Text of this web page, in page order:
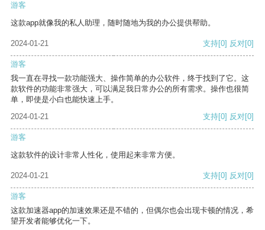
游客
这款app就像我的私人助理，随时随地为我的办公提供帮助。
2024-01-21 支持[0] 反对[0]
游客
我一直在寻找一款功能强大、操作简单的办公软件，终于找到了它。这
款软件的功能非常强大，可以满足我日常办公的所有需求。操作也很简
单，即使是小白也能快速上手。
2024-01-21
支持[0] 反对[0]
游客
这款软件的设计非常人性化，使用起来非常方便。
2024-01-21 支持[0] 反对[0]
游客
这款加速器app的加速效果还是不错的，但偶尔也会出现卡顿的情况，希
望开发者能够优化一下。